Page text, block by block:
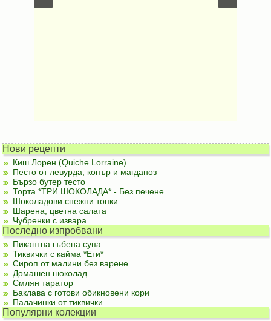
Нови рецепти
Киш Лорен (Quiche Lorraine)
Песто от левурда, копър и магданоз
Бързо бутер тесто
Торта *ТРИ ШОКОЛАДА* - Без печене
Шоколадови снежни топки
Шарена, цветна салата
Чубренки с извара
Последно изпробвани
Пикантна гъбена супа
Тиквички с кайма *Ети*
Сироп от малини без варене
Домашен шоколад
Смлян таратор
Баклава с готови обикновени кори
Палачинки от тиквички
Популярни колекции